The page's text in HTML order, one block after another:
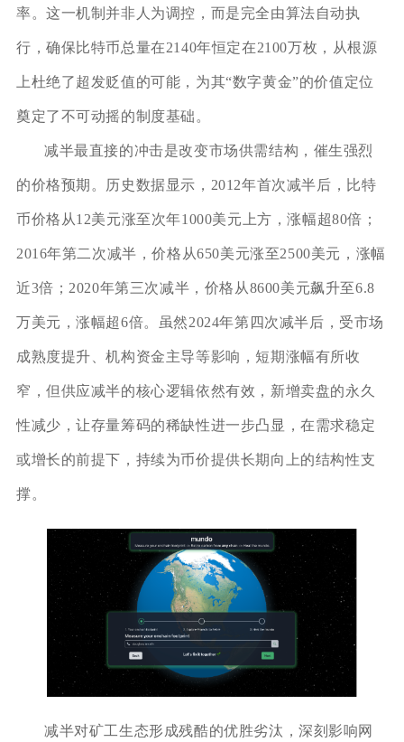
率。这一机制并非人为调控，而是完全由算法自动执
行，确保比特币总量在2140年恒定在2100万枚，从根源
上杜绝了超发贬值的可能，为其“数字黄金”的价值定位
奠定了不可动摇的制度基础。
减半最直接的冲击是改变市场供需结构，催生强烈
的价格预期。历史数据显示，2012年首次减半后，比特
币价格从12美元涨至次年1000美元上方，涨幅超80倍；
2016年第二次减半，价格从650美元涨至2500美元，涨幅
近3倍；2020年第三次减半，价格从8600美元飙升至6.8
万美元，涨幅超6倍。虽然2024年第四次减半后，受市场
成熟度提升、机构资金主导等影响，短期涨幅有所收
窄，但供应减半的核心逻辑依然有效，新增卖盘的永久
性减少，让存量筹码的稀缺性进一步凸显，在需求稳定
或增长的前提下，持续为币价提供长期向上的结构性支
撑。
减半对矿工生态形成残酷的优胜劣汰，深刻影响网